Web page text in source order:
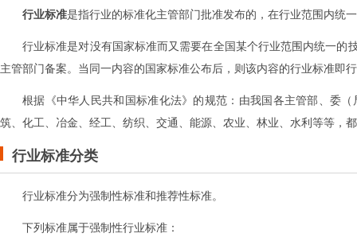
行业标准是指行业的标准化主管部门批准发布的，在行业范围内统
行业标准是对没有国家标准而又需要在全国某个行业范围内统一
主管部门备案。当同一内容的国家标准公布后，则该内容的行业标准即
根据《中华人民共和国标准化法》的规范：由我国各主管部、委
筑、化工、冶金、经工、纺织、交通、能源、农业、林业、水利等等，
行业标准分类
行业标准分为强制性标准和推荐性标准。
下列标准属于强制性行业标准：